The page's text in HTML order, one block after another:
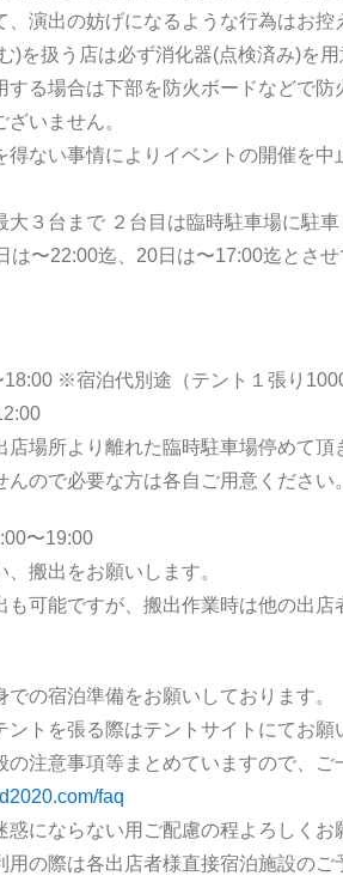
演出の妨げになるような行為はお控
を扱う店は必ず消化器(点検済み)を用
る場合は下部を防火ボードなどで防
いません。
ない事情によりイベントの開催を中
３台まで ２台目は臨時駐車場に駐車
〜22:00迄、20日は〜17:00迄とさせ
※宿泊代別途（テント１張り
場所より離れた臨時駐車場停めて
ので必要な方は各自ご用意ください。
〜19:00
搬出をお願いします。
可能ですが、搬出作業時は他の出店
での宿泊準備をお願いしております。
ントを張る際はテントサイトにてお願
の注意事項等まとめていますので、ご
faq
にならない用ご配慮の程よろしくお
用の際は各出店者様直接宿泊施設のご